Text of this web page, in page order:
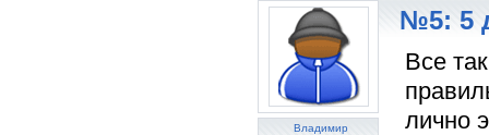
Владимир
№5: 5
Все
лично